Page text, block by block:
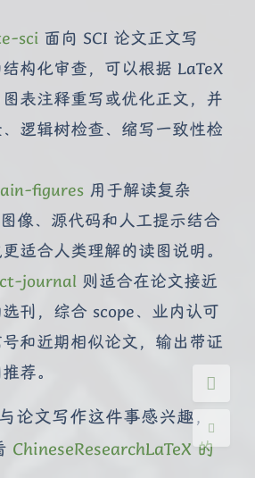
Sans Serif Serif
浅阴影 深阴影
关闭 日落 暗化 灰度
sci 面向 SCI 论文正文写
构化审查，可以根据 LaTeX
表注释重写或优化正文，并
逻辑树检查、缩写一致性检
figures 用于解读复杂
像、源代码和人工提示结合
适合人类理解的读图说明。
journal 则适合在论文接近
刊，综合 scope、业内认可
和近期相似论文，输出带证
荐。
论文写作这件事感兴趣，
ChineseResearchLaTeX 的